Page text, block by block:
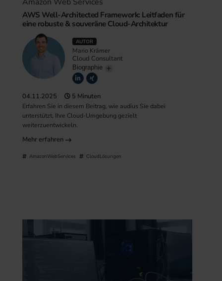
AWS Well-Architected Framework: Leitfaden für
eine robuste & souveräne Cloud-Architektur
AUTOR
Mario Krämer
Cloud Consultant
Biographie
04.11.2025 5 Minuten
Erfahren Sie in diesem Beitrag, wie audius Sie dabei
unterstützt, Ihre Cloud-Umgebung gezielt
weiterzuentwickeln.
Mehr erfahren
AmazonWebServices CloudLösungen